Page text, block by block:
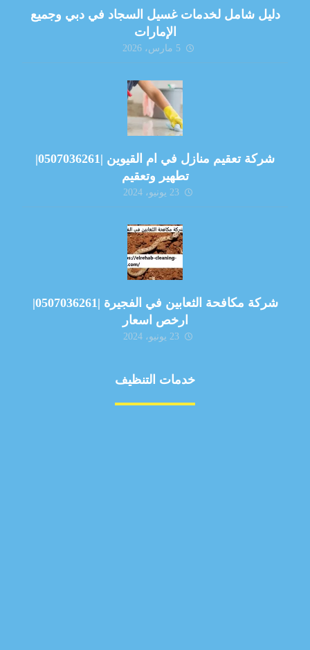
دليل شامل لخدمات غسيل السجاد في دبي وجميع
الإمارات
5 مارس، 2026
شركة تعقيم منازل في ام القيوين |0507036261|
تطهير وتعقيم
23 يونيو، 2024
شركة مكافحة الثعابين في الفجيرة |0507036261|
ارخص اسعار
23 يونيو، 2024
خدمات التنظيف